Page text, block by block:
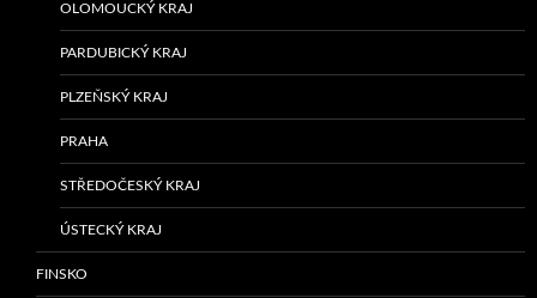
OLOMOUCKÝ KRAJ
PARDUBICKÝ KRAJ
PLZEŇSKÝ KRAJ
PRAHA
STŘEDOČESKÝ KRAJ
ÚSTECKÝ KRAJ
FINSKO